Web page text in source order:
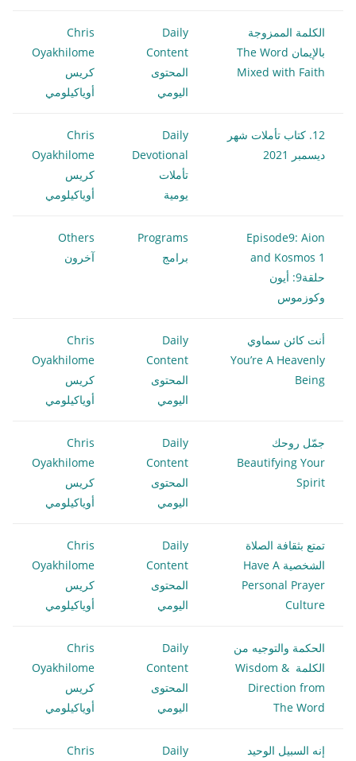
الكلمة الممزوجة
بالإيمان The Word
Mixed with Faith
Daily
Content
المحتوى
اليومي
Chris
Oyakhilome
كريس
أوياكيلومي
12. كتاب تأملات شهر
ديسمبر 2021
Daily
Devotional
تأملات
يومية
Chris
Oyakhilome
كريس
أوياكيلومي
Episode9: Aion
and Kosmos 1
حلقة9: أيون
وكوزموس
Programs
برامج
Others
آخرون
أنت كائن سماوي
You’re A Heavenly
Being
Daily
Content
المحتوى
اليومي
Chris
Oyakhilome
كريس
أوياكيلومي
جمّل روحك
Beautifying Your
Spirit
Daily
Content
المحتوى
اليومي
Chris
Oyakhilome
كريس
أوياكيلومي
تمتع بثقافة الصلاة
الشخصية Have A
Personal Prayer
Culture
Daily
Content
المحتوى
اليومي
Chris
Oyakhilome
كريس
أوياكيلومي
الحكمة والتوجيه من
الكلمة Wisdom &
Direction from
The Word
Daily
Content
المحتوى
اليومي
Chris
Oyakhilome
كريس
أوياكيلومي
إنه السبيل الوحيد
Daily
Chris